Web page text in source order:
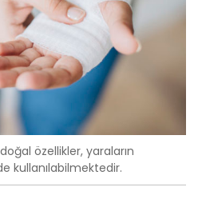
özellikler, yaraların
kullanılabilmektedir.